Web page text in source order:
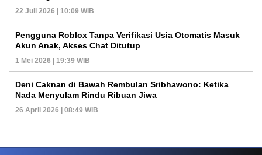
22 Juli 2026 | 10:09 WIB
Pengguna Roblox Tanpa Verifikasi Usia Otomatis Masuk
Akun Anak, Akses Chat Ditutup
1 Mei 2026 | 19:39 WIB
Deni Caknan di Bawah Rembulan Sribhawono: Ketika
Nada Menyulam Rindu Ribuan Jiwa
26 April 2026 | 08:49 WIB
PETIR800 LOGIN Transformasi Game Meja Global Membawa